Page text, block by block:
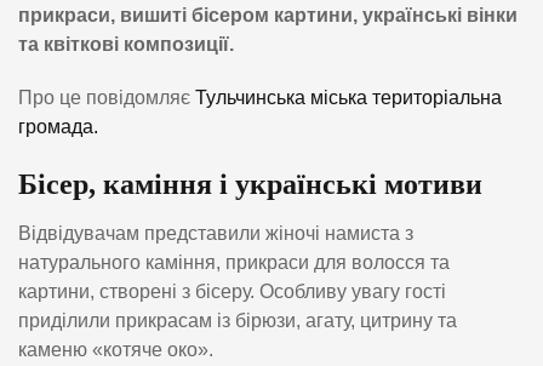
прикраси, вишиті бісером картини, українські вінки
та квіткові композиції.
Про це повідомляє Тульчинська міська територіальна
громада.
Бісер, каміння і українські мотиви
Відвідувачам представили жіночі намиста з
натурального каміння, прикраси для волосся та
картини, створені з бісеру. Особливу увагу гості
приділили прикрасам із бірюзи, агату, цитрину та
каменю «котяче око».